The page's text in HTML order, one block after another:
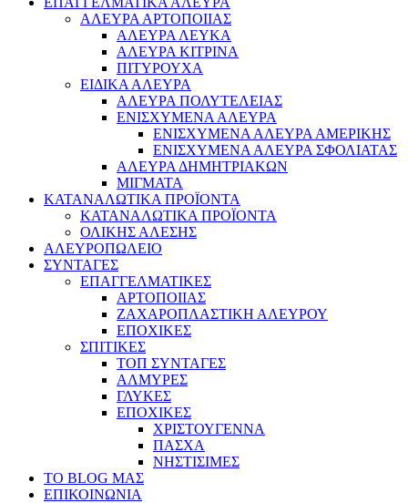
ΑΛΕΥΡΑ ΑΡΤΟΠΟΙΙΑΣ
ΑΛΕΥΡΑ ΛΕΥΚΑ
ΑΛΕΥΡΑ ΚΙΤΡΙΝΑ
ΠΙΤΥΡΟΥΧΑ
ΕΙΔΙΚΑ ΑΛΕΥΡΑ
ΑΛΕΥΡΑ ΠΟΛΥΤΕΛΕΙΑΣ
ΕΝΙΣΧΥΜΕΝΑ ΑΛΕΥΡΑ
ΕΝΙΣΧΥΜΕΝΑ ΑΛΕΥΡΑ ΑΜΕΡΙΚΗΣ
ΕΝΙΣΧΥΜΕΝΑ ΑΛΕΥΡΑ ΣΦΟΛΙΑΤΑΣ
ΑΛΕΥΡΑ ΔΗΜΗΤΡΙΑΚΩΝ
ΜΙΓΜΑΤΑ
ΚΑΤΑΝΑΛΩΤΙΚΑ ΠΡΟΪΟΝΤΑ
ΚΑΤΑΝΑΛΩΤΙΚΑ ΠΡΟΪΟΝΤΑ
ΟΛΙΚΗΣ ΑΛΕΣΗΣ
ΑΛΕΥΡΟΠΩΛΕΙΟ
ΣΥΝΤΑΓΕΣ
ΕΠΑΓΓΕΛΜΑΤΙΚΕΣ
ΑΡΤΟΠΟΙΙΑΣ
ΖΑΧΑΡΟΠΛΑΣΤΙΚΗ ΑΛΕΥΡΟΥ
ΕΠΟΧΙΚΕΣ
ΣΠΙΤΙΚΕΣ
ΤΟΠ ΣΥΝΤΑΓΕΣ
ΑΛΜΥΡΕΣ
ΓΛΥΚΕΣ
ΕΠΟΧΙΚΕΣ
ΧΡΙΣΤΟΥΓΕΝΝΑ
ΠΑΣΧΑ
ΝΗΣΤΙΣΙΜΕΣ
ΤΟ BLOG ΜΑΣ
ΕΠΙΚΟΙΝΩΝΙΑ